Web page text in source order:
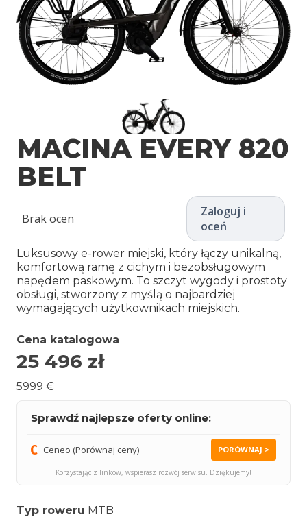
MACINA EVERY 820
BELT
Brak ocen
Zaloguj i
oceń
Luksusowy e-rower miejski, który łączy unikalną,
komfortową ramę z cichym i bezobsługowym
napędem paskowym. To szczyt wygody i prostoty
obsługi, stworzony z myślą o najbardziej
wymagających użytkownikach miejskich.
Cena katalogowa
25 496 zł
5999 €
Sprawdź najlepsze oferty online:
Ceneo (Porównaj ceny) PORÓWNAJ >
Korzystając z linków, wspierasz rozwój serwisu. Dziękujemy!
Typ roweru MTB